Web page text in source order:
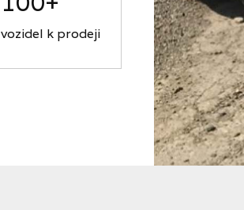
vozidel k prodeji